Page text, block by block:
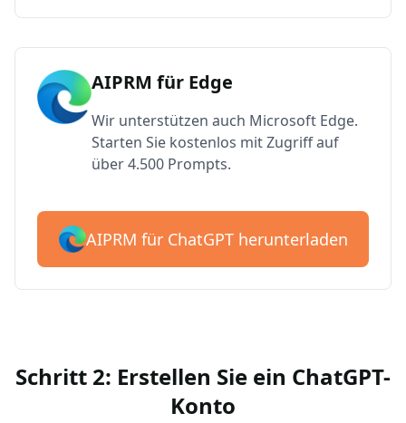
AIPRM für Edge
Wir unterstützen auch Microsoft Edge.
Starten Sie kostenlos mit Zugriff auf
über 4.500 Prompts.
AIPRM für ChatGPT herunterladen
Schritt 2: Erstellen Sie ein ChatGPT-
Konto